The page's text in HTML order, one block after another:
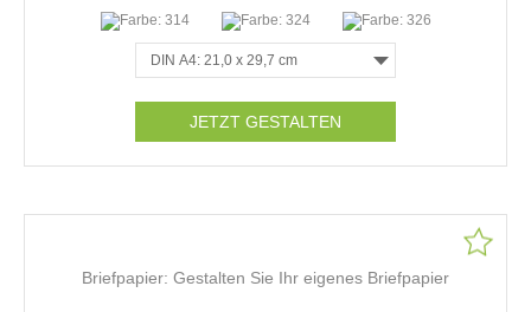
JETZT GESTALTEN
Briefpapier: Gestalten Sie Ihr eigenes Briefpapier